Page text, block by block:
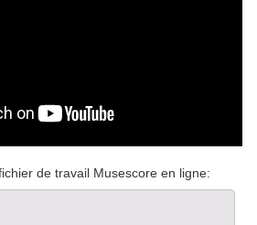
de travail Musescore en ligne: